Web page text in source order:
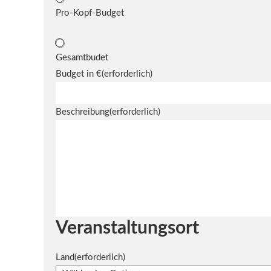
Pro-Kopf-Budget
Gesamtbudet
Budget in €(erforderlich)
Beschreibung(erforderlich)
Veranstaltungsort
Land(erforderlich)